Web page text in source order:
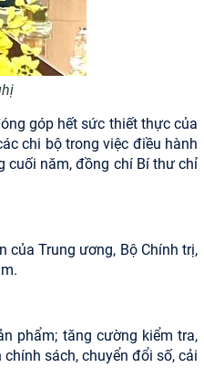
góp hết sức thiết thực của
chi bộ trong việc điều hành
cuối năm, đồng chí Bí thư chỉ
của Trung ương, Bộ Chính trị,
phẩm; tăng cường kiểm tra,
sách, chuyển đổi số, cải